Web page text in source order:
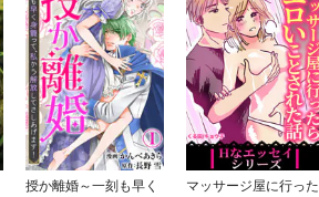
授か離婚～一刻も早く
マッサージ屋に行った